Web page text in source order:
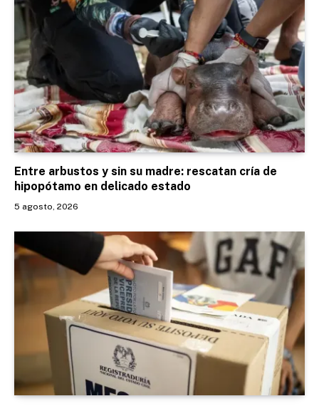
Entre arbustos y sin su madre: rescatan cría de
hipopótamo en delicado estado
5 agosto, 2026